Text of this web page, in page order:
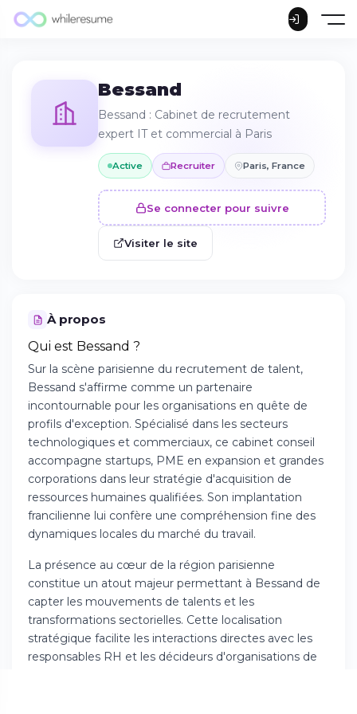
Bessand
Bessand : Cabinet de recrutement
expert IT et commercial à Paris
Active Recruiter Paris, France
Se connecter pour suivre
Visiter le site
À propos
Qui est Bessand ?
Sur la scène parisienne du recrutement de talent,
Bessand s'affirme comme un partenaire
incontournable pour les organisations en quête de
profils d'exception. Spécialisé dans les secteurs
technologiques et commerciaux, ce cabinet conseil
accompagne startups, PME en expansion et grandes
corporations dans leur stratégie d'acquisition de
ressources humaines qualifiées. Son implantation
francilienne lui confère une compréhension fine des
dynamiques locales du marché du travail.
La présence au cœur de la région parisienne
constitue un atout majeur permettant à Bessand de
capter les mouvements de talents et les
transformations sectorielles. Cette localisation
stratégique facilite les interactions directes avec les
responsables RH et les décideurs d'organisations de